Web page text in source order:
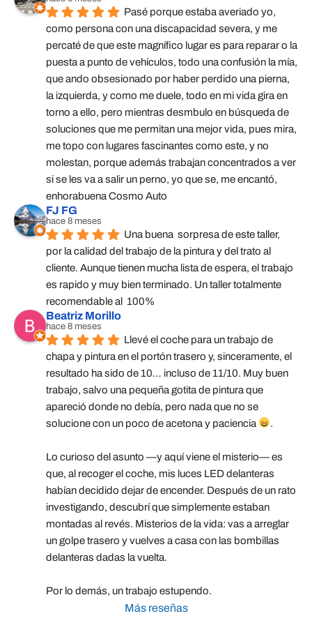
Pasé porque estaba averiado yo,
como persona con una discapacidad severa, y me
percaté de que este magnífico lugar es para reparar o la
puesta a punto de vehículos, todo una confusión la mía,
que ando obsesionado por haber perdido una pierna,
la izquierda, y como me duele, todo en mi vida gira en
torno a ello, pero mientras desmbulo en búsqueda de
soluciones que me permitan una mejor vida, pues mira,
me topo con lugares fascinantes como este, y no
molestan, porque además trabajan concentrados a ver
si se les va a salir un perno, yo que se, me encantó,
enhorabuena Cosmo Auto
FJ FG
hace 8 meses
Una buena  sorpresa de este taller,
por la calidad del trabajo de la pintura y del trato al
cliente. Aunque tienen mucha lista de espera, el trabajo
es rapido y muy bien terminado. Un taller totalmente
recomendable al  100%
Beatriz Morillo
hace 8 meses
Llevé el coche para un trabajo de
chapa y pintura en el portón trasero y, sinceramente, el
resultado ha sido de 10… incluso de 11/10. Muy buen
trabajo, salvo una pequeña gotita de pintura que
apareció donde no debía, pero nada que no se
solucione con un poco de acetona y paciencia
.
Lo curioso del asunto —y aquí viene el misterio— es
que, al recoger el coche, mis luces LED delanteras
habían decidido dejar de encender. Después de un rato
investigando, descubrí que simplemente estaban
montadas al revés. Misterios de la vida: vas a arreglar
un golpe trasero y vuelves a casa con las bombillas
delanteras dadas la vuelta.
Por lo demás, un trabajo estupendo.
Más reseñas